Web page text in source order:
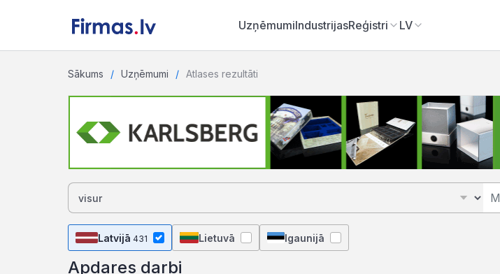
UzņēmumiIndustrijasReģistri LV
Sākums Uzņēmumi Atlases rezultāti
Latvijā 431 Lietuvā Igaunijā
Apdares darbi